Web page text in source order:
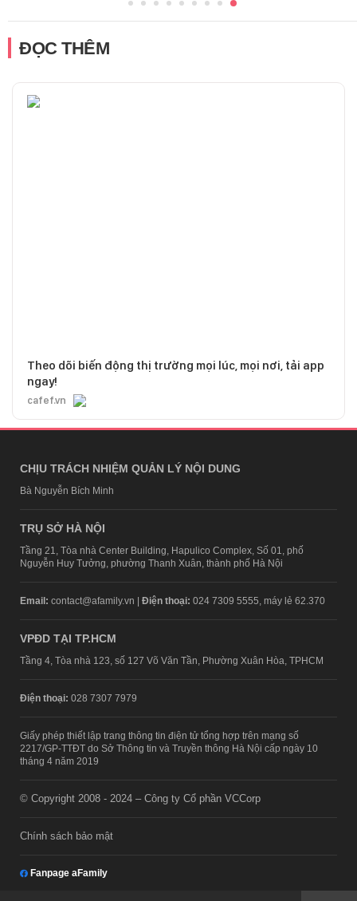
ĐỌC THÊM
Theo dõi biến động thị trường mọi lúc, mọi nơi, tải app
ngay!
cafef.vn
CHỊU TRÁCH NHIỆM QUẢN LÝ NỘI DUNG
Bà Nguyễn Bích Minh
TRỤ SỞ HÀ NỘI
Tầng 21, Tòa nhà Center Building, Hapulico Complex, Số 01, phố
Nguyễn Huy Tưởng, phường Thanh Xuân, thành phố Hà Nội
Email: contact@afamily.vn | Điện thoại: 024 7309 5555, máy lẻ 62.370
VPĐD TẠI TP.HCM
Tầng 4, Tòa nhà 123, số 127 Võ Văn Tần, Phường Xuân Hòa, TPHCM
Điện thoại: 028 7307 7979
Giấy phép thiết lập trang thông tin điện tử tổng hợp trên mạng số
2217/GP-TTĐT do Sở Thông tin và Truyền thông Hà Nội cấp ngày 10
tháng 4 năm 2019
© Copyright 2008 - 2024 – Công ty Cổ phần VCCorp
Chính sách bảo mật
Fanpage aFamily